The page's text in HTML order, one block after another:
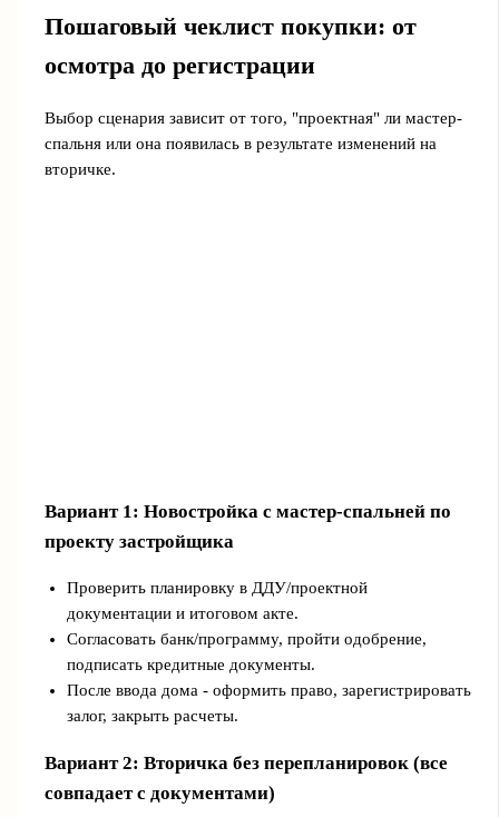
Пошаговый чеклист покупки: от
осмотра до регистрации
Выбор сценария зависит от того, "проектная" ли мастер-
спальня или она появилась в результате изменений на
вторичке.
Вариант 1: Новостройка с мастер-спальней по
проекту застройщика
Проверить планировку в ДДУ/проектной
документации и итоговом акте.
Согласовать банк/программу, пройти одобрение,
подписать кредитные документы.
После ввода дома - оформить право, зарегистрировать
залог, закрыть расчеты.
Вариант 2: Вторичка без перепланировок (все
совпадает с документами)